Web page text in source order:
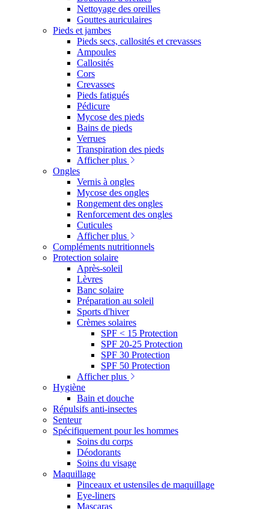
Nettoyage des oreilles
Gouttes auriculaires
Pieds et jambes
Pieds secs, callosités et crevasses
Ampoules
Callosités
Cors
Crevasses
Pieds fatigués
Pédicure
Mycose des pieds
Bains de pieds
Verrues
Transpiration des pieds
Afficher plus
Ongles
Vernis à ongles
Mycose des ongles
Rongement des ongles
Renforcement des ongles
Cuticules
Afficher plus
Compléments nutritionnels
Protection solaire
Après-soleil
Lèvres
Banc solaire
Préparation au soleil
Sports d'hiver
Crèmes solaires
SPF < 15 Protection
SPF 20-25 Protection
SPF 30 Protection
SPF 50 Protection
Afficher plus
Hygiène
Bain et douche
Répulsifs anti-insectes
Senteur
Spécifiquement pour les hommes
Soins du corps
Déodorants
Soins du visage
Maquillage
Pinceaux et ustensiles de maquillage
Eye-liners
Mascaras